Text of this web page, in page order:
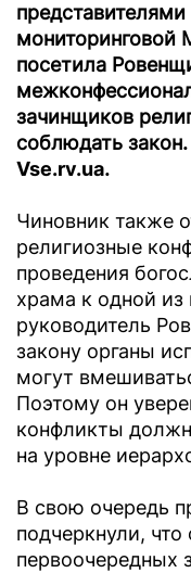
мониторинговой
посетила
зачинщиков
соблюдать
Vse.rv.ua.
Чиновник также
религиозные
проведения
храма к одной из
руководитель
закону органы
могут
Поэтому он
конфликты
на уровне
В свою очередь
подчеркнули, что
первоочередных